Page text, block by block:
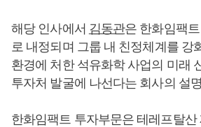
해당 인사에서 김동관은 한화임팩
로 내정되며 그룹 내 친정체계를 강
환경에 처한 석유화학 사업의 미래
투자처 발굴에 나선다는 회사의 설
한화임팩트 투자부문은 테레프탈